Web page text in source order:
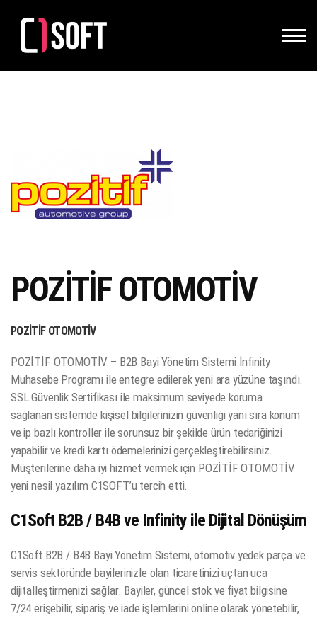
POZİTİF OTOMOTİV
POZİTİF OTOMOTİV
POZİTİF OTOMOTİV – B2B Bayi Yönetim Sistemi İnfinity
Muhasebe Programı ile entegre edilerek yeni ara yüzüne taşındı.
SSL Güvenlik Sertifikası ile maksimum seviyede koruma
sağlanan sistemde kişisel bilgilerinizin güvenliği yanı sıra konum
ve ip bazlı kontroller ile sorunsuz bir şekilde ürün tedariğinizi
yapabilir ve kredi kartı ödemelerinizi gerçekleştirebilirsiniz.
Müşterilerine daha iyi hizmet vermek için POZİTİF OTOMOTİV
yeni nesil yazılım C1SOFT’u tercih etti.
C1Soft B2B / B4B ve Infinity ile Dijital Dönüşüm
C1Soft B2B / B4B Bayi Yönetim Sistemi, otomotiv yedek parça ve
servis sektöründe bayilerinizle olan ticaretinizi uçtan uca
dijitalleştirmenizi sağlar. Bayiler, güncel stok ve fiyat bilgisine
7/24 erişebilir, sipariş ve iade işlemlerini online olarak yönetebilir,